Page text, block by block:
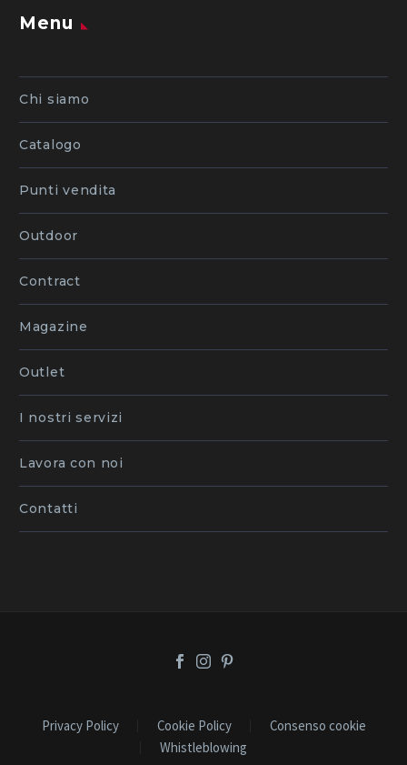
Menu
Chi siamo
Catalogo
Punti vendita
Outdoor
Contract
Magazine
Outlet
I nostri servizi
Lavora con noi
Contatti
Privacy Policy Cookie Policy
Consenso cookie
Whistleblowing